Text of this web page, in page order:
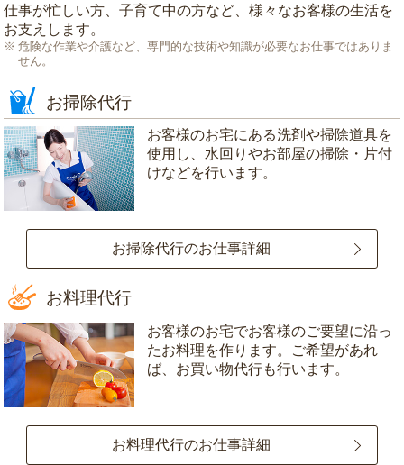
仕事が忙しい方、子育て中の方など、様々なお客様の生活を
お支えします。
危険な作業や介護など、専門的な技術や知識が必要なお仕事ではありま
せん。
お掃除代行
お客様のお宅にある洗剤や掃除道具を
使用し、水回りやお部屋の掃除・片付
けなどを行います。
お掃除代行のお仕事詳細
お料理代行
お客様のお宅でお客様のご要望に沿っ
たお料理を作ります。ご希望があれ
ば、お買い物代行も行います。
お料理代行のお仕事詳細